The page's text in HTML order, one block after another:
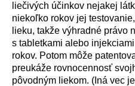
liečivých účinkov nejakej l á
niekoľko rokov jej
lieku, takže výhradné právo
s tabletkami alebo
rokov. Potom môže
preukáže rovnocennosť
pôvodným liekom. (Iná vec